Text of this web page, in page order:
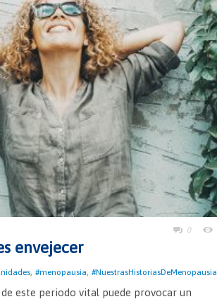
0
envejecer
, #menopausia, #NuestrasHistoriasDeMenopausia
este periodo vital puede provocar un